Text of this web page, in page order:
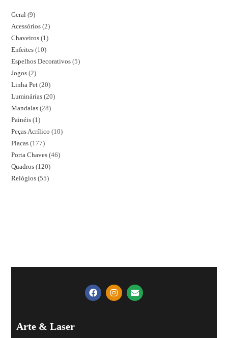
Geral 9
Acessórios 2
Chaveiros 1
Enfeites 10
Espelhos Decorativos 5
Jogos 2
Linha Pet 20
Luminárias 20
Mandalas 28
Painéis 1
Peças Acrílico 10
Placas 177
Porta Chaves 46
Quadros 120
Relógios 55
Arte & Laser